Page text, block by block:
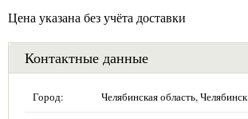
Цена указана без учёта доставки
Контактные данные
Город: Челябинская область, Челябинск